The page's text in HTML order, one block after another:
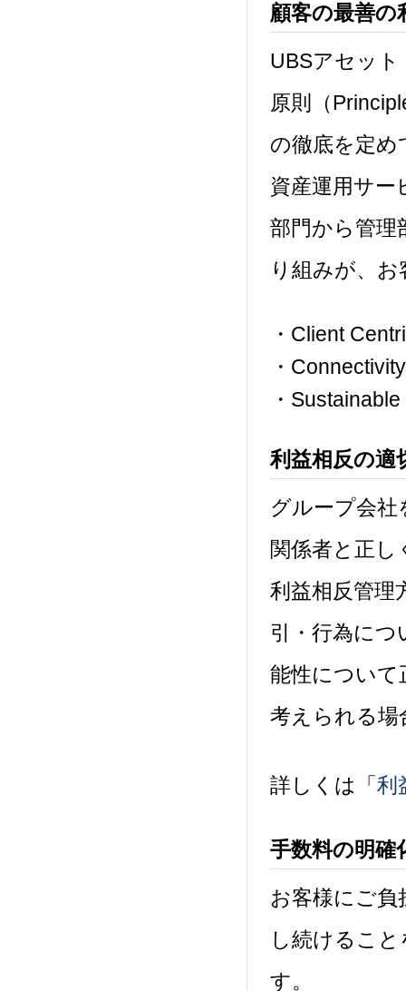
顧客の最善の
UBSアセッ
原則（
の徹底を定め
資産運用サー
部門から管理
り組みが、
・Client
・
・
利益相反の適
グループ会
関係者と正
利益相反管理
引・行為につ
能性について
考えられる場
詳しくは「利
手数料の明確
お客様にご負
し続けるこ
す。